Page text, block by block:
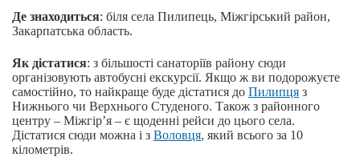
Де знаходиться: біля села Пилипець, Міжгірський район,
Закарпатська область.
Як дістатися: з більшості санаторіїв району сюди
організовують автобусні екскурсії. Якщо ж ви подорожуєте
самостійно, то найкраще буде дістатися до Пилипця з
Нижнього чи Верхнього Студеного. Також з районного
центру – Міжгір’я – є щоденні рейси до цього села.
Дістатися сюди можна і з Воловця, який всього за 10
кілометрів.